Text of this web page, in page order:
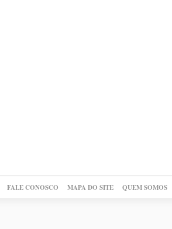
FALE CONOSCO MAPA DO SITE QUEM SOMOS